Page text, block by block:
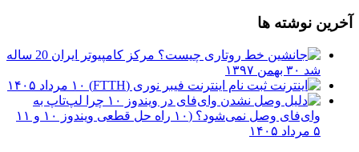
آخرین نوشته ها
مرکز کامپیوتر ایران 20 ساله
شد ۳۰ بهمن ۱۳۹۷
ثبت نام اینترنت فیبر نوری (FTTH)
۱۰ مرداد ۱۴۰۵
چرا لپ‌تاپ به
وای‌فای وصل نمی‌شود؟ (۱۰ راه حل قطعی ویندوز ۱۰ و ۱۱
۵ مرداد ۱۴۰۵